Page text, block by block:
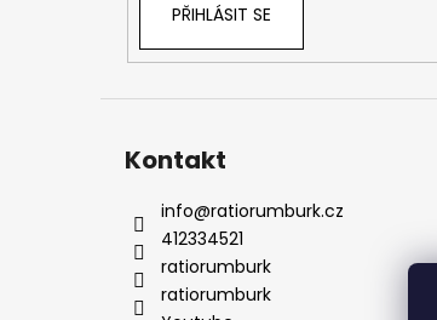
PŘIHLÁSIT SE
Kontakt
info@ratiorumburk.cz
412334521
ratiorumburk
ratiorumburk